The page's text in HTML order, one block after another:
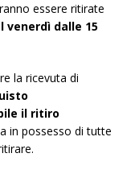
essere ritirate
venerdì dalle 15
la ricevuta di
il ritiro
in possesso di tutte